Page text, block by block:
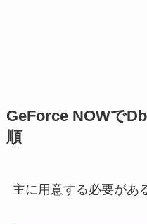
GeForce NOWで
順
主に用意する必要があ